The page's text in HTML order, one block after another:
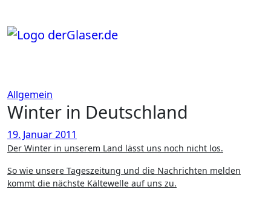
springen
Allgemein
Winter in Deutschland
19. Januar 2011
Der Winter in unserem Land lässt uns noch nicht los.
So wie unsere Tageszeitung und die Nachrichten melden
kommt die nächste Kältewelle auf uns zu.